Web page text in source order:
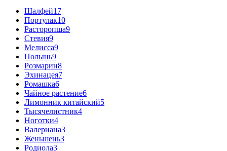
Шалфей17
Портулак10
Расторопша9
Стевия9
Мелисса9
Полынь9
Розмарин8
Эхинацея7
Ромашка6
Чайное растение6
Лимонник китайский5
Тысячелистник4
Ноготки4
Валериана3
Женьшень3
Родиола3